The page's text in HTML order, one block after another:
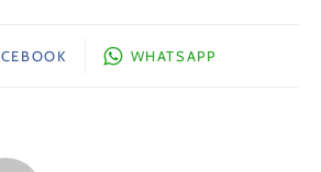
WHATSAPP